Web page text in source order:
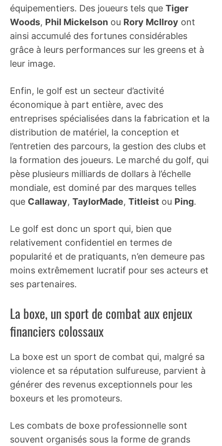
équipementiers. Des joueurs tels que Tiger
Woods, Phil Mickelson ou Rory McIlroy ont
ainsi accumulé des fortunes considérables
grâce à leurs performances sur les greens et à
leur image.
Enfin, le golf est un secteur d’activité
économique à part entière, avec des
entreprises spécialisées dans la fabrication et la
distribution de matériel, la conception et
l’entretien des parcours, la gestion des clubs et
la formation des joueurs. Le marché du golf, qui
pèse plusieurs milliards de dollars à l’échelle
mondiale, est dominé par des marques telles
que Callaway, TaylorMade, Titleist ou Ping.
Le golf est donc un sport qui, bien que
relativement confidentiel en termes de
popularité et de pratiquants, n’en demeure pas
moins extrêmement lucratif pour ses acteurs et
ses partenaires.
La boxe, un sport de combat aux enjeux
financiers colossaux
La boxe est un sport de combat qui, malgré sa
violence et sa réputation sulfureuse, parvient à
générer des revenus exceptionnels pour les
boxeurs et les promoteurs.
Les combats de boxe professionnelle sont
souvent organisés sous la forme de grands